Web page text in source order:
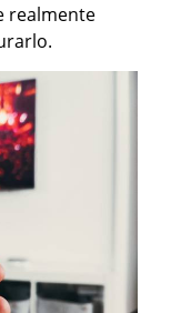
realmente